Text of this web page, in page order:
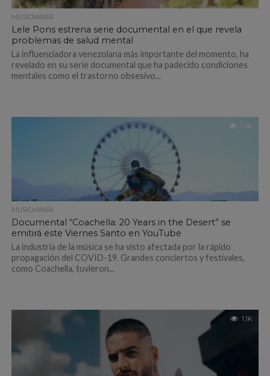
MUSICMANÍA
Lele Pons estrena serie documental en el que revela
problemas de salud mental
La influenciadora venezolana más importante del momento, ha
revelado en su serie documental que ha padecido condiciones
mentales como el trastorno obsesivo...
1.3K
MUSICMANÍA
Documental “Coachella: 20 Years in the Desert” se
emitirá este Viernes Santo en YouTube
La industría de la música se ha visto afectada por la rápido
propagación del COVID-19. Grandes conciertos y festivales,
como Coachella, tuvieron...
1.1K